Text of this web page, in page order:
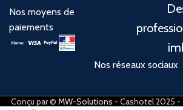
Nos moyens de
paiements
Nos réseaux sociaux
Conçu par © MW-Solutions - Cashotel 2025 -